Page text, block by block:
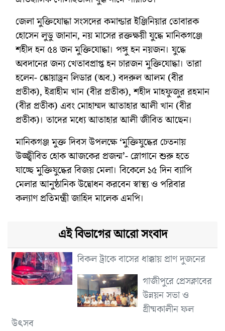
জেলা মুক্তিযোদ্ধা সংসদের কমান্ডার ইঞ্জিনিয়ার তোবারক
হোসেন লুডু জানান, নয় মাসের রক্তক্ষয়ী যুদ্ধে মানিকগঞ্জে
শহীদ হন ৫৪ জন মুক্তিযোদ্ধা। পঙ্গু হন নয়জন। যুদ্ধে
অবদানের জন্য খেতাবপ্রাপ্ত হন চারজন মুক্তিযোদ্ধা। তারা
হলেন- স্কোয়াড্রন লিডার (অব.) বদরুল আলম (বীর
প্রতীক), ইব্রাহীম খান (বীর প্রতীক), শহীদ মাহফুজুর রহমান
(বীর প্রতীক) এবং মোহাম্মদ আতাহার আলী খান (বীর
প্রতীক)। তাদের মধ্যে আতাহার আলী জীবিত আছেন।
মানিকগঞ্জ মুক্ত দিবস উপলক্ষে ‘মুক্তিযুদ্ধের চেতনায়
উজ্জ্বীবিত হোক আজকের প্রজন্ম’- স্লোগানে শুরু হতে
যাচ্ছে মুক্তিযুদ্ধের বিজয় মেলা। বিকেলে ১৫ দিন ব্যাপি
মেলার আনুষ্ঠানিক উদ্বোধন করবেন স্বাস্থ্য ও পরিবার
কল্যাণ প্রতিমন্ত্রী জাহিদ মালেক এমপি।
এই বিভাগের আরো সংবাদ
বিকল ট্রাকে বাসের ধাক্কায় প্রাণ দুজনের
গাজীপুরে প্রেসক্লাবের
উন্নয়ন সভা ও
গ্রীষ্মকালীন ফল
উৎসব